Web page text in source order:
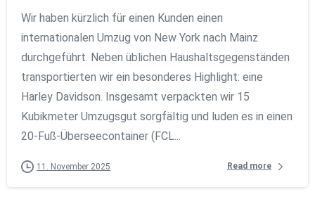
Wir haben kürzlich für einen Kunden einen
internationalen Umzug von New York nach Mainz
durchgeführt. Neben üblichen Haushaltsgegenständen
transportierten wir ein besonderes Highlight: eine
Harley Davidson. Insgesamt verpackten wir 15
Kubikmeter Umzugsgut sorgfältig und luden es in einen
20-Fuß-Überseecontainer (FCL...
11. November 2025 Read more